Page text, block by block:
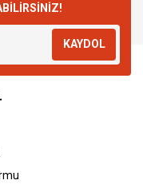
KAYDOL